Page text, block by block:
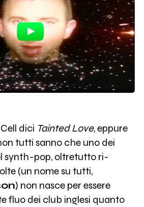
dici Tainted Love, eppure
tutti sanno che uno dei
synth-pop, oltretutto ri-
(un nome su tutti,
) non nasce per essere
fluo dei club inglesi quanto